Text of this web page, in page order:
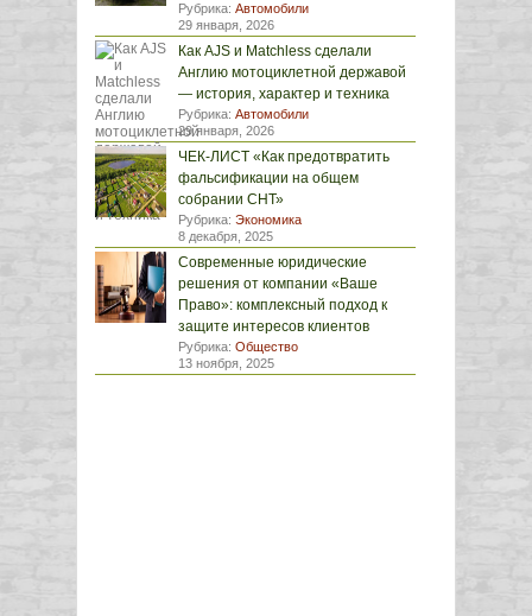
Рубрика: Автомобили
29 января, 2026
Как AJS и Matchless сделали
Англию мотоциклетной державой
— история, характер и техника
Рубрика: Автомобили
29 января, 2026
ЧЕК-ЛИСТ «Как предотвратить
фальсификации на общем
собрании СНТ»
Рубрика: Экономика
8 декабря, 2025
Современные юридические
решения от компании «Ваше
Право»: комплексный подход к
защите интересов клиентов
Рубрика: Общество
13 ноября, 2025